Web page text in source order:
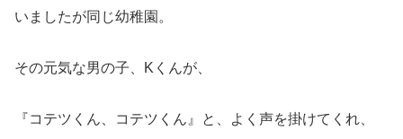
いましたが同じ幼稚園。
その元気な男の子、Kくんが、
『コテツくん、コテツくん』と、よく声を掛けてくれ、